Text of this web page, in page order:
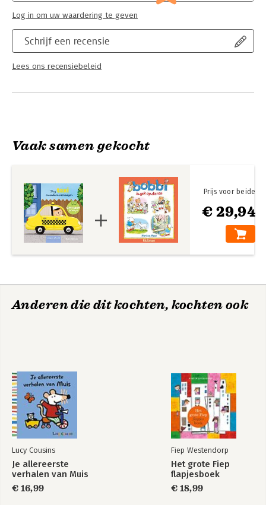
Schrijf een recensie
Lees ons recensiebeleid
Log in om uw waardering te geven
Vaak samen gekocht
€ 29,94
Prijs voor beide
Anderen die dit kochten, kochten ook
Lucy Cousins
Je allereerste
verhalen van Muis
€ 16,99
Fiep Westendorp
Het grote Fiep
flapjesboek
€ 18,99